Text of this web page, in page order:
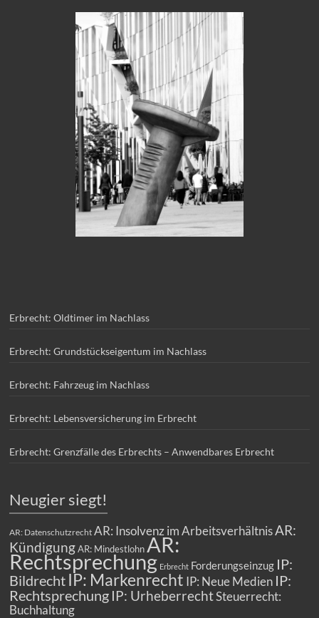
Erbrecht: Oldtimer im Nachlass
Erbrecht: Grundstückseigentum im Nachlass
Erbrecht: Fahrzeug im Nachlass
Erbrecht: Lebensversicherung im Erbrecht
Erbrecht: Grenzfälle des Erbrechts – Anwendbares Erbrecht
Neugier siegt!
AR: Datenschutzrecht AR: Insolvenz im ArbeitsverhältnisAR:
Kündigung AR: Mindestlohn AR:
Rechtsprechung Erbrecht Forderungseinzug IP:
Bildrecht IP: Markenrecht IP: Neue Medien IP:
Rechtsprechung IP: UrheberrechtSteuerrecht:
Buchhaltung